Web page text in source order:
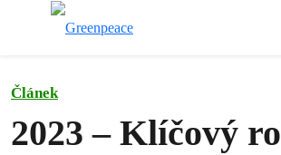
Článek
2023 – Klíčový